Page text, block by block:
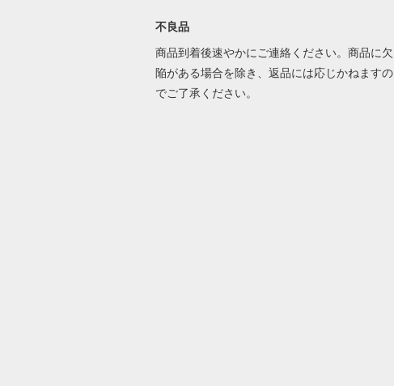
不良品
商品到着後速やかにご連絡ください。商品に欠
陥がある場合を除き、返品には応じかねますの
でご了承ください。